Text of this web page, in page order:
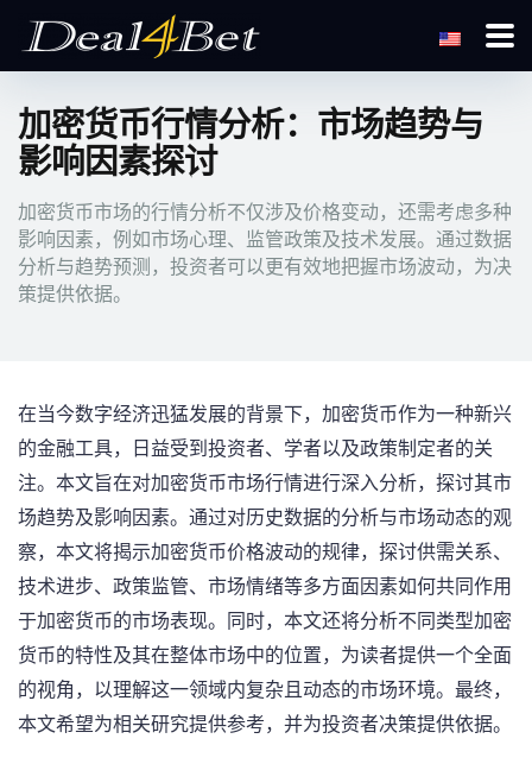
加密货币行情分析：市场趋势与
影响因素探讨
加密货币市场的行情分析不仅涉及价格变动，还需考虑多种
影响因素，例如市场心理、监管政策及技术发展。通过数据
分析与趋势预测，投资者可以更有效地把握市场波动，为决
策提供依据。
在当今数字经济迅猛发展的背景下，加密货币作为一种新兴
的金融工具，日益受到投资者、学者以及政策制定者的关
注。本文旨在对加密货币市场行情进行深入分析，探讨其市
场趋势及影响因素。通过对历史数据的分析与市场动态的观
察，本文将揭示加密货币价格波动的规律，探讨供需关系、
技术进步、政策监管、市场情绪等多方面因素如何共同作用
于加密货币的市场表现。同时，本文还将分析不同类型加密
货币的特性及其在整体市场中的位置，为读者提供一个全面
的视角，以理解这一领域内复杂且动态的市场环境。最终，
本文希望为相关研究提供参考，并为投资者决策提供依据。